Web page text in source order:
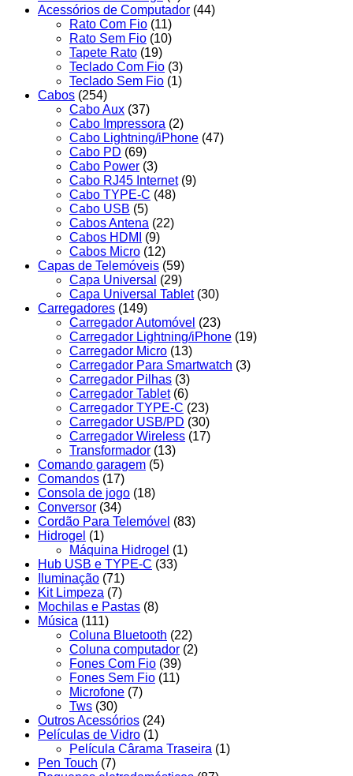
Acessórios de Computador (44)
Rato Com Fio (11)
Rato Sem Fio (10)
Tapete Rato (19)
Teclado Com Fio (3)
Teclado Sem Fio (1)
Cabos (254)
Cabo Aux (37)
Cabo Impressora (2)
Cabo Lightning/iPhone (47)
Cabo PD (69)
Cabo Power (3)
Cabo RJ45 Internet (9)
Cabo TYPE-C (48)
Cabo USB (5)
Cabos Antena (22)
Cabos HDMI
(9)
Cabos Micro (12)
Capas de Telemóveis (59)
Capa Universal (29)
Capa Universal Tablet (30)
Carregadores (149)
Carregador Automóvel (23)
Carregador Lightning/iPhone (19)
Carregador Micro (13)
Carregador Para Smartwatch (3)
Carregador Pilhas (3)
Carregador Tablet (6)
Carregador TYPE-C (23)
Carregador USB/PD (30)
Carregador Wireless (17)
Transformador (13)
Comando garagem (5)
Comandos (17)
Consola de jogo (18)
Conversor (34)
Cordão Para Telemóvel (83)
Hidrogel (1)
Máquina Hidrogel (1)
Hub USB e TYPE-C (33)
Iluminação (71)
Kit Limpeza (7)
Mochilas e Pastas (8)
Música (111)
Coluna Bluetooth (22)
Coluna computador (2)
Fones Com Fio (39)
Fones Sem Fio (11)
Microfone (7)
Tws (30)
Outros Acessórios (24)
Películas de Vidro (1)
Película Cârama Traseira (1)
Pen Touch (7)